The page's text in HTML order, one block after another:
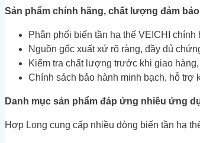
Sản phẩm chính hãng, chất lượng đảm bảo
Phân phối biến tần hạ thế VEICHI
Nguồn gốc xuất xứ rõ ràng, đầy đủ
Kiểm tra chất lượng trước khi giao
Chính sách bảo hành minh bạch, hỗ trợ
Danh mục sản phẩm đáp ứng nhiều ứng
Hợp Long cung cấp nhiều dòng biến tần hạ